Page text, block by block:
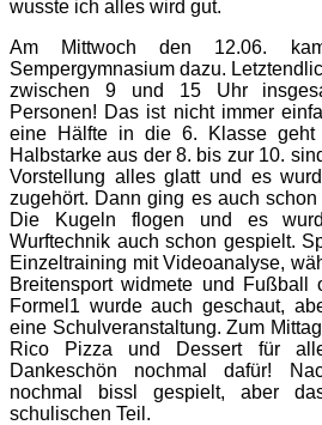
wusste ich alles wird gut.
Am Mittwoch den 12.06.
Sempergymnasium dazu.
zwischen 9 und 15 Uhr
Personen! Das ist nicht immer
eine Hälfte in die 6. Klasse
Halbstarke aus der 8. bis zur 10.
Vorstellung alles glatt und es
zugehört. Dann ging es auch
Die Kugeln flogen und es
Wurftechnik auch schon gespielt.
Einzeltraining mit Videoanalyse,
Breitensport widmete und Fußball
Formel1 wurde auch geschaut,
eine Schulveranstaltung. Zum
Rico Pizza und Dessert für
Dankeschön nochmal dafür!
nochmal bissl gespielt, aber
schulischen Teil.